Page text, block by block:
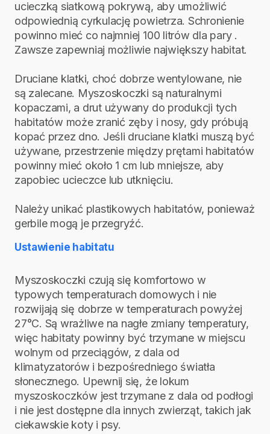
ucieczką siatkową pokrywą, aby umożliwić
odpowiednią cyrkulację powietrza. Schronienie
powinno mieć co najmniej 100 litrów dla pary .
Zawsze zapewniaj możliwie największy habitat.
Druciane klatki, choć dobrze wentylowane, nie
są zalecane. Myszoskoczki są naturalnymi
kopaczami, a drut używany do produkcji tych
habitatów może zranić zęby i nosy, gdy próbują
kopać przez dno. Jeśli druciane klatki muszą być
używane, przestrzenie między prętami habitatów
powinny mieć około 1 cm lub mniejsze, aby
zapobiec ucieczce lub utknięciu.
Należy unikać plastikowych habitatów, ponieważ
gerbile mogą je przegryźć.
Ustawienie habitatu
Myszoskoczki czują się komfortowo w
typowych temperaturach domowych i nie
rozwijają się dobrze w temperaturach powyżej
27°C. Są wrażliwe na nagłe zmiany temperatury,
więc habitaty powinny być trzymane w miejscu
wolnym od przeciągów, z dala od
klimatyzatorów i bezpośredniego światła
słonecznego. Upewnij się, że lokum
myszoskoczków jest trzymane z dala od podłogi
i nie jest dostępne dla innych zwierząt, takich jak
ciekawskie koty i psy.